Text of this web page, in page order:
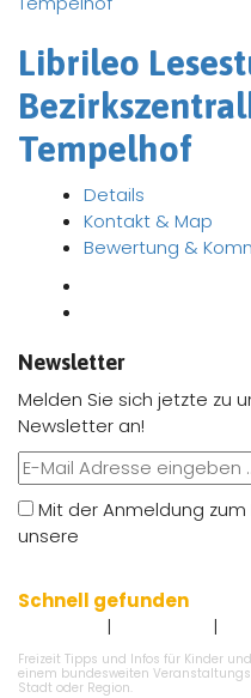
Librileo
Tempelhof
Details
Kontakt & Map
Bewertung &
Newsletter
Melden Sie sich jetzte zu
Newsletter an!
Mit der Anmeldung
unsere
Schnell gefunden
| |
Freizeit Tipps und Infos für Kinder
einem bundesweiten
Stadt oder Region.